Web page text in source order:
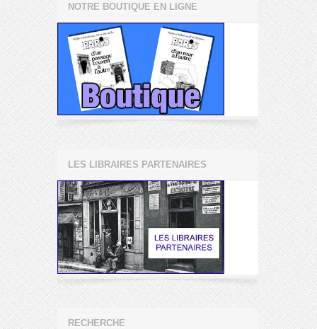
NOTRE BOUTIQUE EN LIGNE
LES LIBRAIRES PARTENAIRES
RECHERCHE